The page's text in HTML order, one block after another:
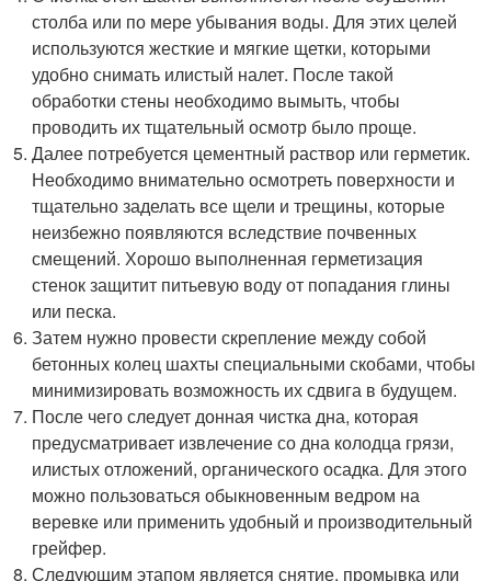
столба или по мере убывания воды. Для этих целей
используются жесткие и мягкие щетки, которыми
удобно снимать илистый налет. После такой
обработки стены необходимо вымыть, чтобы
проводить их тщательный осмотр было проще.
Далее потребуется цементный раствор или герметик.
Необходимо внимательно осмотреть поверхности и
тщательно заделать все щели и трещины, которые
неизбежно появляются вследствие почвенных
смещений. Хорошо выполненная герметизация
стенок защитит питьевую воду от попадания глины
или песка.
Затем нужно провести скрепление между собой
бетонных колец шахты специальными скобами, чтобы
минимизировать возможность их сдвига в будущем.
После чего следует донная чистка дна, которая
предусматривает извлечение со дна колодца грязи,
илистых отложений, органического осадка. Для этого
можно пользоваться обыкновенным ведром на
веревке или применить удобный и производительный
грейфер.
Следующим этапом является снятие, промывка или